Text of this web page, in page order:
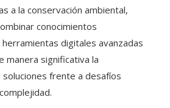
a la conservación ambiental,
conocimientos
digitales avanzadas
manera significativa la
frente a desafíos